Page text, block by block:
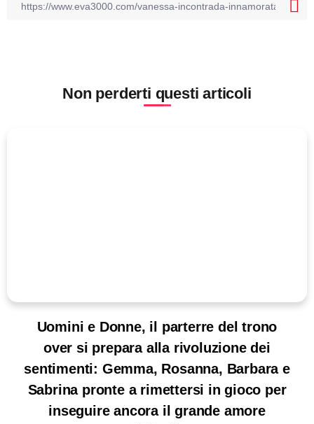
Non perderti questi articoli
Uomini e Donne, il parterre del trono
over si prepara alla rivoluzione dei
sentimenti: Gemma, Rosanna, Barbara e
Sabrina pronte a rimettersi in gioco per
inseguire ancora il grande amore